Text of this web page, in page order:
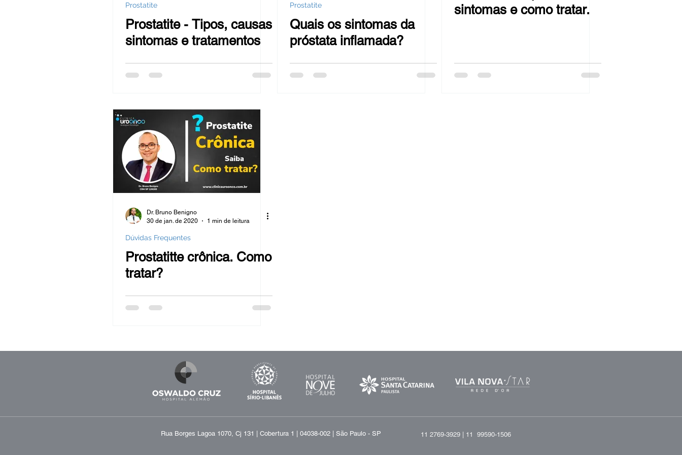
Prostatite
Prostatite - Tipos, causas
sintomas e tratamentos
Prostatite
Quais os sintomas da
próstata inflamada?
sintomas e como tratar.
Dr. Bruno Benigno
30 de jan. de 2020
1 min de leitura
Dúvidas Frequentes
Prostatitte crônica. Como
tratar?
Rua Borges Lagoa 1070, Cj 131 | Cobertura 1 | 04038-002 | São Paulo - SP 11 2769-3929 | 11 99590-1506